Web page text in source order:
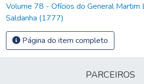
Volume 78 - Ofícios do General Martim
Saldanha (1777)
Página do item completo
PARCEIROS